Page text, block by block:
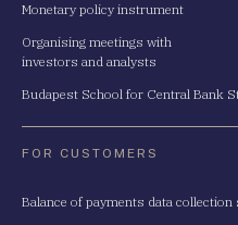
Monetary policy instrument
Organising meetings with
investors and analysts
Budapest School for Central Bank
FOR CUSTOMERS
Balance of payments data collection